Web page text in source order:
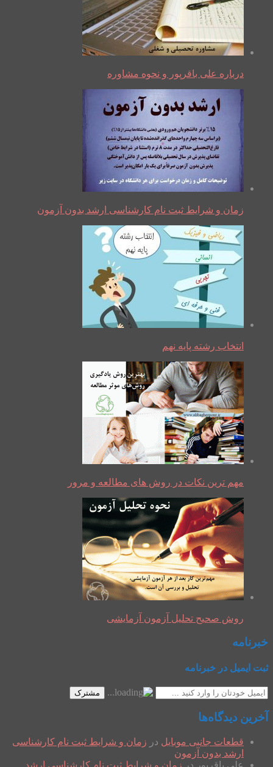
درباره علی باقرپور و نحوه مشاوره
زمان و شرایط ثبت نام کارشناسی ارشد بدون آزمون
انتخاب رشته پایه نهم
مهم ترین نکات در روش های مطالعه و مرور
روش صحیح تحلیل آزمون آزمایشی
خبرنامه
ثبت ایمیل در خبرنامه
مشترک
آخرین دیدگاه‌ها
قطعات جانبی موبایل در زمان و شرایط ثبت نام کارشناسی
ارشد بدون آزمون
علی باقرپور در زمان و شرایط ثبت نام کارشناسی ارشد